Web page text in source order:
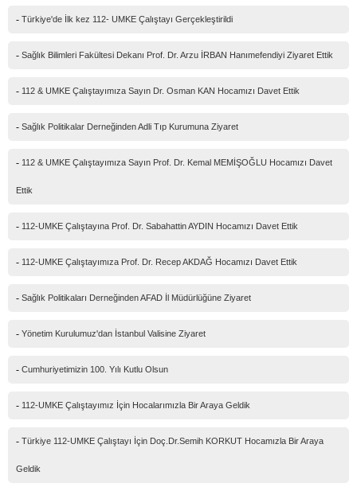
- Türkiye'de İlk kez 112- UMKE Çalıştayı Gerçekleştirildi
- Sağlık Bilimleri Fakültesi Dekanı Prof. Dr. Arzu İRBAN Hanımefendiyi Ziyaret Ettik
- 112 & UMKE Çalıştayımıza Sayın Dr. Osman KAN Hocamızı Davet Ettik
- Sağlık Politikalar Derneğinden Adli Tıp Kurumuna Ziyaret
- 112 & UMKE Çalıştayımıza Sayın Prof. Dr. Kemal MEMİŞOĞLU Hocamızı Davet
Ettik
- 112-UMKE Çalıştayına Prof. Dr. Sabahattin AYDIN Hocamızı Davet Ettik
- 112-UMKE Çalıştayımıza Prof. Dr. Recep AKDAĞ Hocamızı Davet Ettik
- Sağlık Politikaları Derneğinden AFAD İl Müdürlüğüne Ziyaret
- Yönetim Kurulumuz'dan İstanbul Valisine Ziyaret
- Cumhuriyetimizin 100. Yılı Kutlu Olsun
- 112-UMKE Çalıştayımız İçin Hocalarımızla Bir Araya Geldik
- Türkiye 112-UMKE Çalıştayı İçin Doç.Dr.Semih KORKUT Hocamızla Bir Araya
Geldik